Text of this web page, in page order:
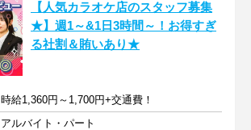
【人気カラオケ店のスタッフ募集
★】週1～&1日3時間～！お得すぎ
る社割＆賄いあり★
時給1,360円～1,700円+交通費！
アルバイト・パート